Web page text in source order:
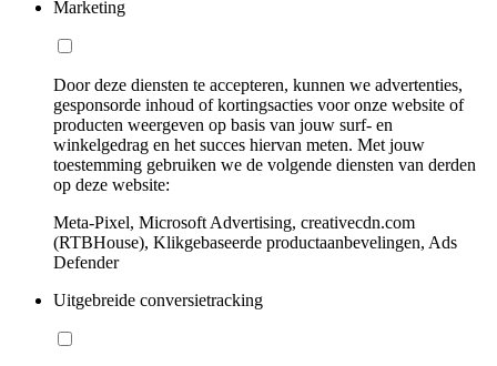
Marketing
Door deze diensten te accepteren, kunnen we advertenties,
gesponsorde inhoud of kortingsacties voor onze website of
producten weergeven op basis van jouw surf- en
winkelgedrag en het succes hiervan meten. Met jouw
toestemming gebruiken we de volgende diensten van derden
op deze website:
Meta-Pixel, Microsoft Advertising, creativecdn.com
(RTBHouse), Klikgebaseerde productaanbevelingen, Ads
Defender
Uitgebreide conversietracking